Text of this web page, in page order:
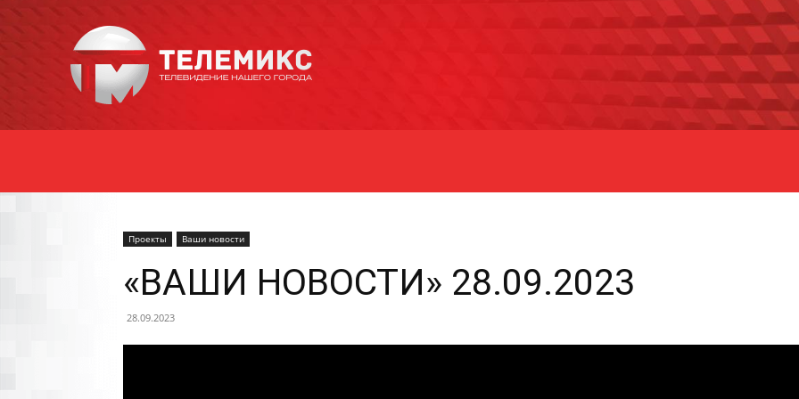
Уссурийска
Проекты Ваши новости
«ВАШИ НОВОСТИ» 28.09.2023
28.09.2023